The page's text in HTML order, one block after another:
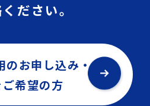
ださい。
のお申し込み・
ご希望の方